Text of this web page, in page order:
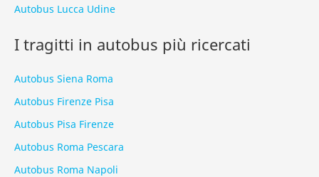
Autobus Lucca Udine
I tragitti in autobus più ricercati
Autobus Siena Roma
Autobus Firenze Pisa
Autobus Pisa Firenze
Autobus Roma Pescara
Autobus Roma Napoli